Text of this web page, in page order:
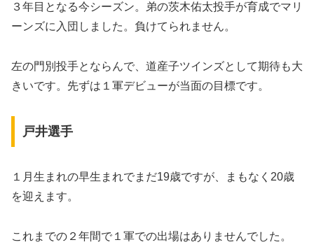
３年目となる今シーズン。弟の茨木佑太投手が育成でマリ
ーンズに入団しました。負けてられません。
左の門別投手とならんで、道産子ツインズとして期待も大
きいです。先ずは１軍デビューが当面の目標です。
戸井選手
１月生まれの早生まれでまだ19歳ですが、まもなく20歳
を迎えます。
これまでの２年間で１軍での出場はありませんでした。